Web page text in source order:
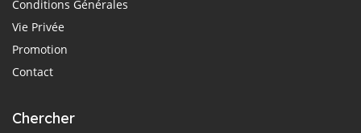
Conditions Générales
Vie Privée
Promotion
Contact
Chercher